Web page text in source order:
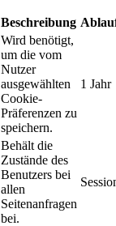
Beschreibung
Wird benötigt,
um die vom
Nutzer
ausgewählten
Cookie-
Präferenzen zu
speichern.
1 Jahr
Behält die
Zustände des
Benutzers bei
allen
Seitenanfragen
bei.